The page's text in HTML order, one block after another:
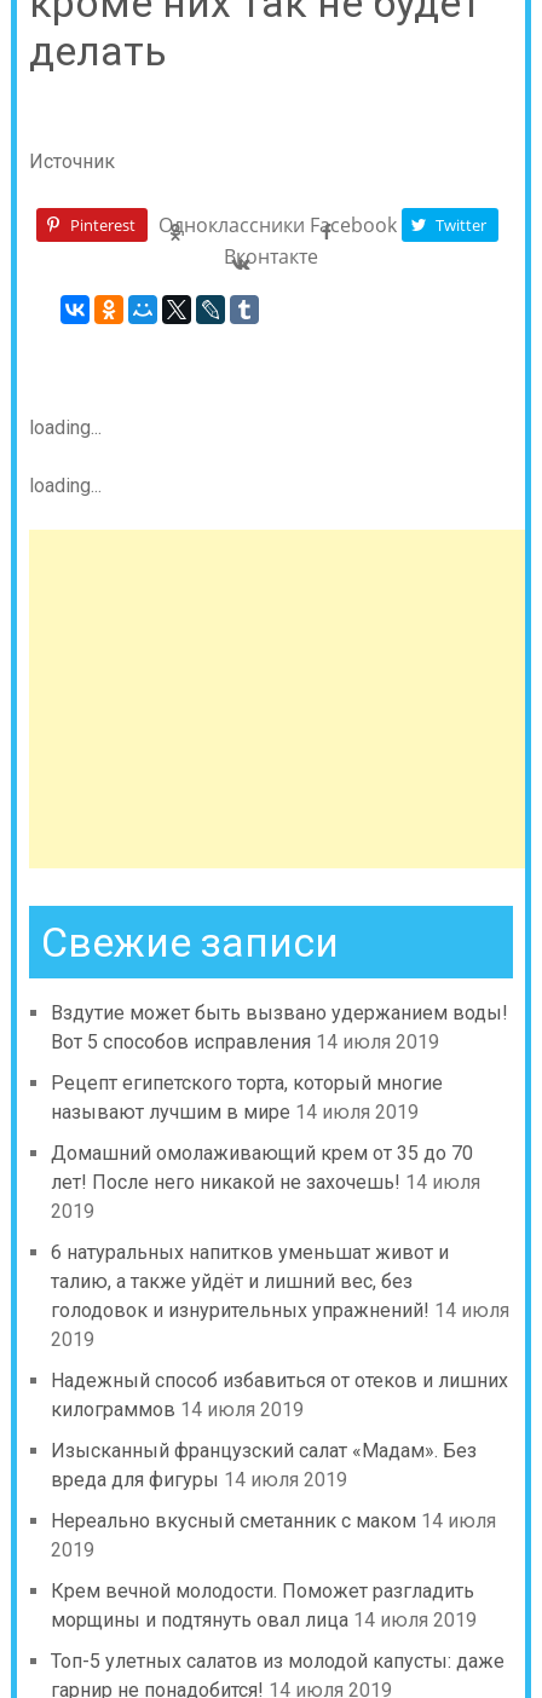
делать
Источник
Pinterest Одноклассники Facebook Twitter
Вконтакте
loading...
loading...
Свежие записи
Вздутие может быть вызвано удержанием воды!
Вот 5 способов исправления 14 июля 2019
Рецепт египетского торта, который многие
называют лучшим в мире 14 июля 2019
Домашний омолаживающий крем от 35 до 70
лет! После него никакой не захочешь! 14 июля
2019
6 натуральных напитков уменьшат живот и
талию, а также уйдёт и лишний вес, без
голодовок и изнурительных упражнений! 14 июля
2019
Надежный способ избавиться от отеков и лишних
килограммов 14 июля 2019
Изысканный французский салат «Мадам». Без
вреда для фигуры 14 июля 2019
Нереально вкусный сметанник с маком 14 июля
2019
Крем вечной молодости. Поможет разгладить
морщины и подтянуть овал лица 14 июля 2019
Топ-5 улетных салатов из молодой капусты: даже
гарнир не понадобится! 14 июля 2019